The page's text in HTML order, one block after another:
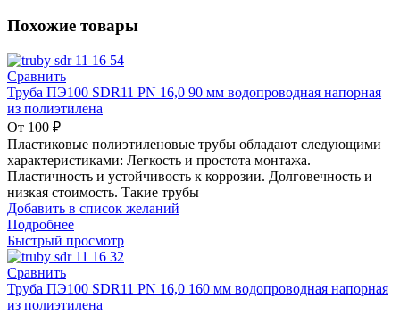
Похожие товары
Сравнить
Труба ПЭ100 SDR11 PN 16,0 90 мм водопроводная напорная
из полиэтилена
От 100 ₽
Пластиковые полиэтиленовые трубы обладают следующими
характеристиками: Легкость и простота монтажа.
Пластичность и устойчивость к коррозии. Долговечность и
низкая стоимость. Такие трубы
Добавить в список желаний
Подробнее
Быстрый просмотр
Сравнить
Труба ПЭ100 SDR11 PN 16,0 160 мм водопроводная напорная
из полиэтилена